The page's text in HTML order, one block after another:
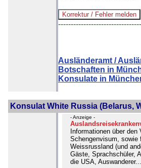
Ausländeramt /
Botschaften in
Konsulate in
Konsulat White Russia (Belarus,
- Anzeige -
Informationen über
Schengenvisum, sowie
Weissrussland (und
Gäste, Sprachschüler,
die USA, Auswanderer...